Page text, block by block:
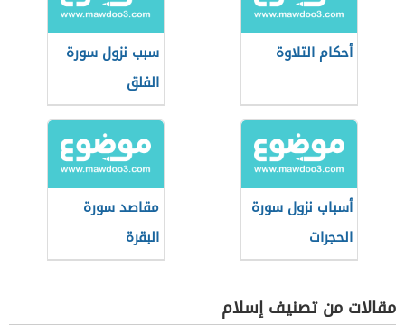
أحكام التلاوة
سبب نزول سورة
الفلق
أسباب نزول سورة
الحجرات
مقاصد سورة
البقرة
مقالات من تصنيف إسلام